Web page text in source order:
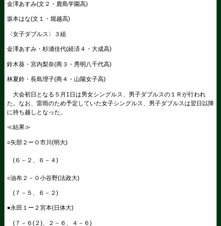
金澤あすみ(文２・鹿島学園高)
坂本はな(文１・堀越高)
〈女子ダブルス〉３組
金澤あすみ・杉浦佳代(経済４・大成高)
鈴木葵・宮内梨奈(商３・秀明八千代高)
林夏鈴・長島理子(商４・山陽女子高)
大会初日となる５月1日は男女シングルス、男子ダブルスの１Ｒが行われ
た。なお、雷雨のため予定していた女子シングルス、男子ダブルスは翌日以降
に持ち越しとなった。
≪結果≫
○矢部２ー０市川(明大)
(６－２、６－４)
○油布２－０小谷野(法政大)
(７－５、６－２)
●永田１ー２宮本(日体大)
(７－６(２)、２－６、４－６)